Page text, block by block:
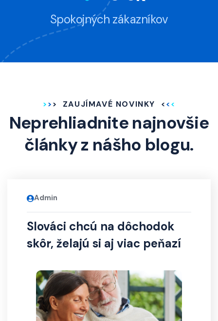
Spokojných zákazníkov
ZAUJÍMAVÉ NOVINKY
Neprehliadnite najnovšie
články z nášho blogu.
Admin
Slováci chcú na dôchodok
skôr, želajú si aj viac peňazí